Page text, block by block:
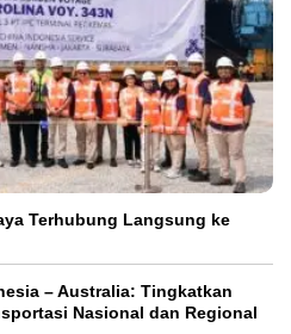
Terhubung Langsung ke
– Australia: Tingkatkan
Nasional dan Regional